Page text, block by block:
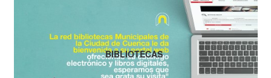
BIBLIOTECAS